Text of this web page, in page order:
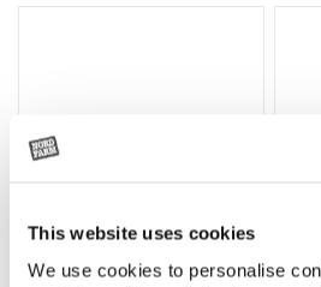
This website uses cookies
We use cookies to personalise